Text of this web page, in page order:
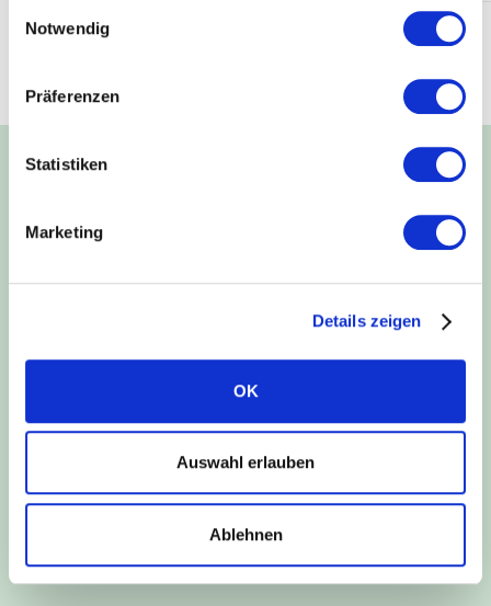
Notwendig
Präferenzen
Statistiken
Marketing
Details zeigen
OK
Auswahl erlauben
Ablehnen
LE NOSTRE SOLUZIONI
È arrivato il catalogo
Moduli fotovoltaici